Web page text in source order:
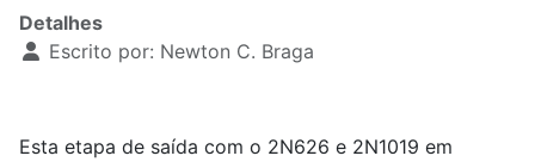
Detalhes
Escrito por: Newton C. Braga
Esta etapa de saída com o 2N626 e 2N1019 em